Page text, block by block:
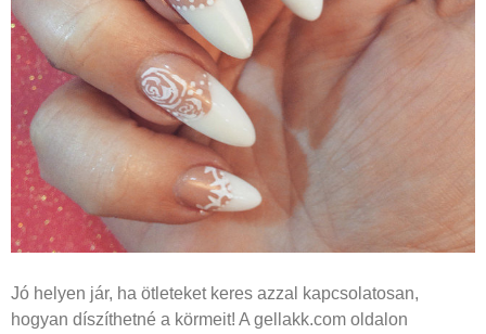
Jó helyen jár, ha ötleteket keres azzal kapcsolatosan,
hogyan díszíthetné a körmeit! A gellakk.com oldalon